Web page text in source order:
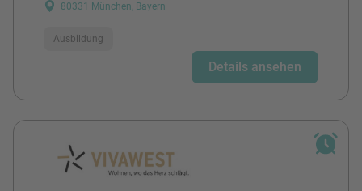
80331 München, Bayern
Ausbildung
Details ansehen